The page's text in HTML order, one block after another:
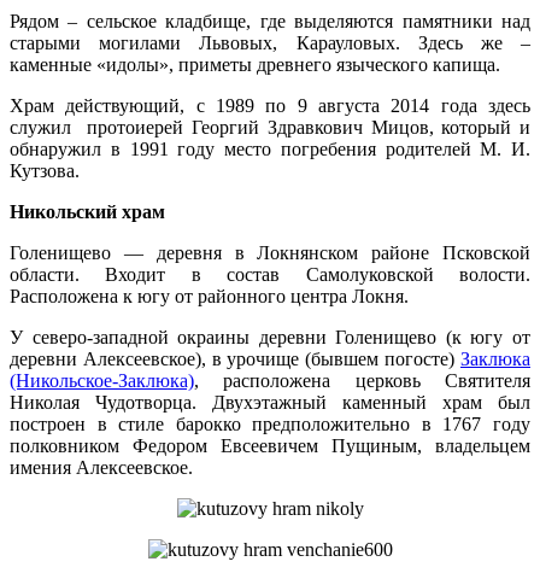
Рядом – сельское кладбище, где выделяются памятники над
старыми могилами Львовых, Карауловых. Здесь же –
каменные «идолы», приметы древнего языческого капища.
Храм действующий, с 1989 по 9 августа 2014 года здесь
служил протоиерей Георгий Здравкович Мицов, который и
обнаружил в 1991 году место погребения родителей М. И.
Кутзова.
Никольский храм
Голенищево — деревня в Локнянском районе Псковской
области. Входит в состав Самолуковской волости.
Расположена к югу от районного центра Локня.
У северо-западной окраины деревни Голенищево (к югу от
деревни Алексеевское), в урочище (бывшем погосте) Заклюка
(Никольское-Заклюка), расположена церковь Святителя
Николая Чудотворца. Двухэтажный каменный храм был
построен в стиле барокко предположительно в 1767 году
полковником Федором Евсеевичем Пущиным, владельцем
имения Алексеевское.